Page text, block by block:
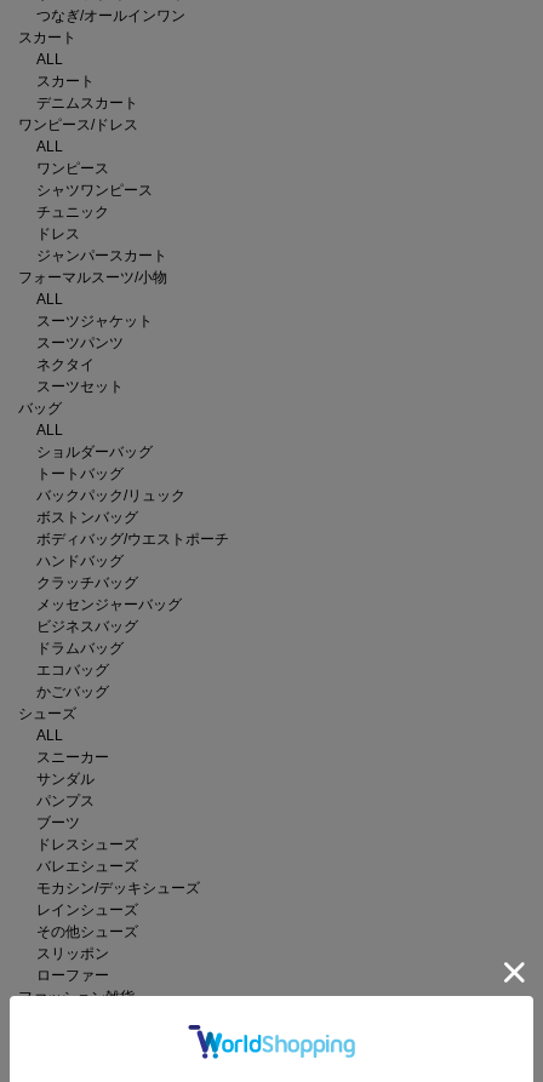
つなぎ/オールインワン
スカート
ALL
スカート
デニムスカート
ワンピース/ドレス
ALL
ワンピース
シャツワンピース
チュニック
ドレス
ジャンパースカート
フォーマルスーツ/小物
ALL
スーツジャケット
スーツパンツ
ネクタイ
スーツセット
バッグ
ALL
ショルダーバッグ
トートバッグ
バックパック/リュック
ボストンバッグ
ボディバッグ/ウエストポーチ
ハンドバッグ
クラッチバッグ
メッセンジャーバッグ
ビジネスバッグ
ドラムバッグ
エコバッグ
かごバッグ
シューズ
ALL
スニーカー
サンダル
パンプス
ブーツ
ドレスシューズ
バレエシューズ
モカシン/デッキシューズ
レインシューズ
その他シューズ
スリッポン
ローファー
ファッション雑貨